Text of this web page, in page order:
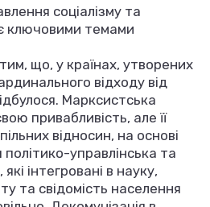
соціалізму та
є ключовими темами
що, у країнах, утворених
відходу від
Марксистська
привабливість, але її
відносин, на основі
управлінська та
інтегровані в науку,
та свідомість населення